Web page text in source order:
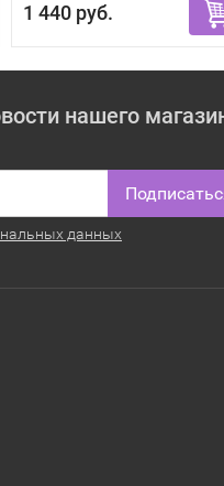
1 440 руб.
нашего
данных